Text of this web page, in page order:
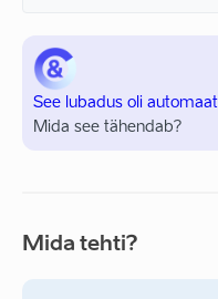
See lubadus oli
Mida see tähendab?
Mida tehti?